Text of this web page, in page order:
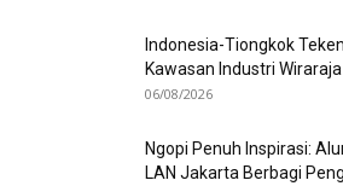
Indonesia-Tiongkok
Kawasan Industri
06/08/2026
Ngopi Penuh Inspirasi:
LAN Jakarta Berbagi